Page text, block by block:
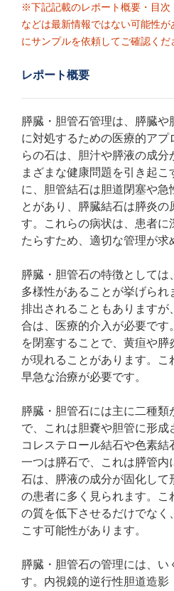
※下記記載のレポート概要・目次
などは最新情報ではない可能性
にサンプルを依頼してご確認くだ
レポート概要
膵臓・胆管石管理は、膵臓
に対処するための医療的ア
らの石は、胆汁や膵液の成分
まざまな健康問題を引き起
に、胆管結石は胆道閉塞や急
とがあり、膵臓結石は膵炎の
す。これらの病状は、患者に
たらすため、適切な管理が求
膵臓・胆管石の特徴として
多様性があることが挙げら
排出されることもあります
合は、医療的介入が必要です
を閉塞することで、黄疸や
が現れることがあります。こ
早急な治療が必要です。
膵臓・胆管石には主に二種
で、これは胆嚢や胆管に形成
コレステロール結石や色素結
一つは膵石で、これは膵管
石は、膵液の成分が固化して
の患者に多く見られます。
の質を低下させるだけでなく
こす可能性があります。
膵臓・胆管石の管理には、い
す。内視鏡的逆行性胆道造影